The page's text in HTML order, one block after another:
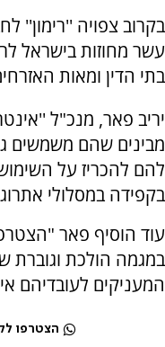
בקרוב צפויה ''רימון''
בתי הדין ומאות
יריב פאר, מנכ"ל
מבינים שהם משמשים
להם להכריז על
בקפידה במסלולי
עוד הוסיף פאר
במגמה הולכת וגוברת
המעניקים לעובדיהם
הצטרפו